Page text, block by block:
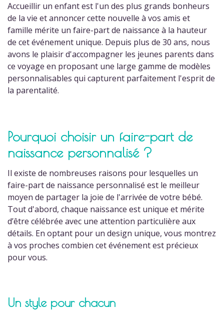
Accueillir un enfant est l'un des plus grands bonheurs
de la vie et annoncer cette nouvelle à vos amis et
famille mérite un faire-part de naissance à la hauteur
de cet événement unique. Depuis plus de 30 ans, nous
avons le plaisir d'accompagner les jeunes parents dans
ce voyage en proposant une large gamme de modèles
personnalisables qui capturent parfaitement l'esprit de
la parentalité.
Pourquoi choisir un faire-part de
naissance personnalisé ?
Il existe de nombreuses raisons pour lesquelles un
faire-part de naissance personnalisé est le meilleur
moyen de partager la joie de l'arrivée de votre bébé.
Tout d'abord, chaque naissance est unique et mérite
d’être célébrée avec une attention particulière aux
détails. En optant pour un design unique, vous montrez
à vos proches combien cet événement est précieux
pour vous.
Un style pour chacun